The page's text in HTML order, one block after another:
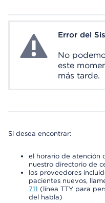
System ErrorError del
No
este
más tarde.
Si desea encontrar:
el horario de atención
nuestro directorio de
los proveedores
pacientes nuevos,
711 (línea TTY para
del habla)